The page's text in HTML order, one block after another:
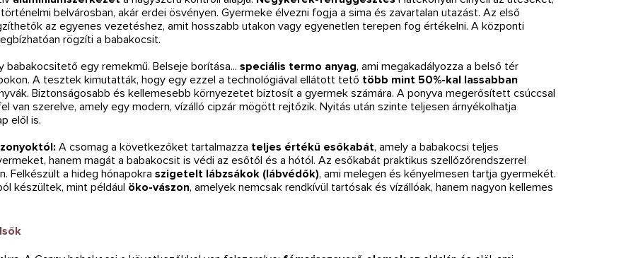
belvárosban, akár erdei ösvényen. Gyermeke élvezni fogja a sima és zavartalan utazást. Az első
az egyenes vezetéshez, amit hosszabb utakon vagy egyenetlen terepen fog értékelni. A központi
rögzíti a babakocsit.
babakocsitető egy remekmű. Belseje borítása... speciális termo anyag, ami megakadályozza a belső tér
A tesztek kimutatták, hogy egy ezzel a technológiával ellátott tető több mint 50%-kal lassabban
Biztonságosabb és kellemesebb környezetet biztosít a gyermek számára. A ponyva megerősített csúccsal
van szerelve, amely egy modern, vízálló cipzár mögött rejtőzik. Nyitás után szinte teljesen árnyékolhatja
elől is.
A csomag a következőket tartalmazza teljes értékű esőkabát, amely a babakocsi teljes
hanem magát a babakocsit is védi az esőtől és a hótól. Az esőkabát praktikus szellőzőrendszerrel
Felkészült a hideg hónapokra szigetelt lábzsákok (lábvédők), ami melegen és kényelmesen tartja gyermekét.
készültek, mint például öko-vászon, amelyek nemcsak rendkívül tartósak és vízállóak, hanem nagyon kellemes